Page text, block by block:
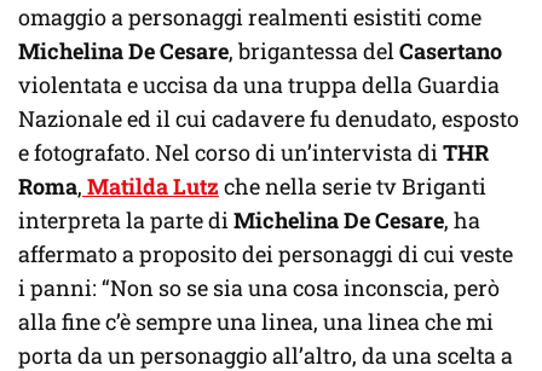
omaggio a personaggi realmenti esistiti come
Michelina De Cesare, brigantessa delCasertano
violentata e uccisa da una truppa della Guardia
Nazionale ed il cui cadavere fu denudato, esposto
e fotografato. Nel corso di un’intervista diTHR
Roma, Matilda Lutz che nella serie tv Briganti
interpreta la parte diMichelina De Cesare, ha
affermato a proposito dei personaggi di cui veste
i panni: “Non so se sia una cosa inconscia, però
alla fine c’è sempre una linea, una linea che mi
porta da un personaggio all’altro, da una scelta a